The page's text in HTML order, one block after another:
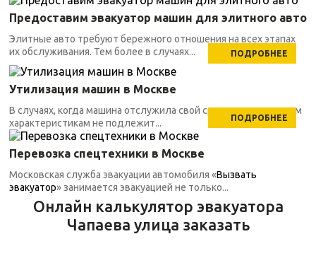
Предоставим эвакуатор машин для элитного авто
Элитные авто требуют бережного отношения на всех этапах
их обслуживания. Тем более в случаях...
ПОДРОБНЕЕ
Утилизация машин в Москве
В случаях, когда машина отслужила свой срок, по техническим
характеристикам не подлежит...
ПОДРОБНЕЕ
Перевозка спецтехники в Москве
Московская служба эвакуации автомобиля «Вызвать
эвакуатор» занимается эвакуацией не только...
Онлайн калькулятор эвакуатора
Чапаева улица заказать